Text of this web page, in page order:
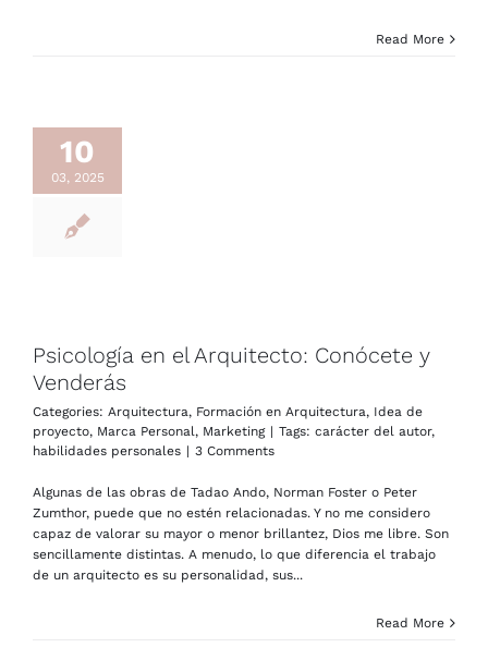
Read More
10
03, 2025
Psicología en el Arquitecto: Conócete y
Venderás
Categories: Arquitectura, Formación en Arquitectura, Idea de
proyecto, Marca Personal, Marketing | Tags: carácter del autor,
habilidades personales | 3 Comments
Algunas de las obras de Tadao Ando, Norman Foster o Peter
Zumthor, puede que no estén relacionadas. Y no me considero
capaz de valorar su mayor o menor brillantez, Dios me libre. Son
sencillamente distintas. A menudo, lo que diferencia el trabajo
de un arquitecto es su personalidad, sus...
Read More